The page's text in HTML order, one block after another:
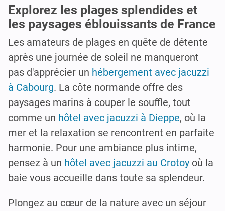
Explorez les plages splendides et
les paysages éblouissants de France
Les amateurs de plages en quête de détente
après une journée de soleil ne manqueront
pas d'apprécier un hébergement avec jacuzzi
à Cabourg. La côte normande offre des
paysages marins à couper le souffle, tout
comme un hôtel avec jacuzzi à Dieppe, où la
mer et la relaxation se rencontrent en parfaite
harmonie. Pour une ambiance plus intime,
pensez à un hôtel avec jacuzzi au Crotoy où la
baie vous accueille dans toute sa splendeur.
Plongez au cœur de la nature avec un séjour